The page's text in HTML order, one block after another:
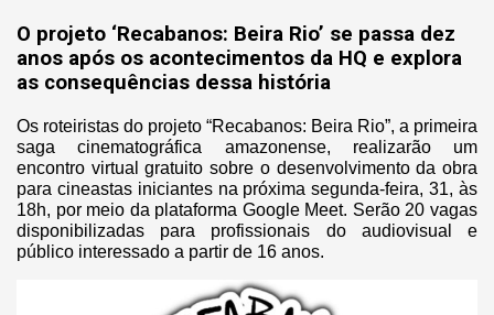
O projeto ‘Recabanos: Beira Rio’ se passa dez
anos após os acontecimentos da HQ e explora
as consequências dessa história
Os roteiristas do projeto “Recabanos: Beira Rio”, a primeira
saga cinematográfica amazonense, realizarão um
encontro virtual gratuito sobre o desenvolvimento da obra
para cineastas iniciantes na próxima segunda-feira, 31, às
18h, por meio da plataforma Google Meet. Serão 20 vagas
disponibilizadas para profissionais do audiovisual e
público interessado a partir de 16 anos.